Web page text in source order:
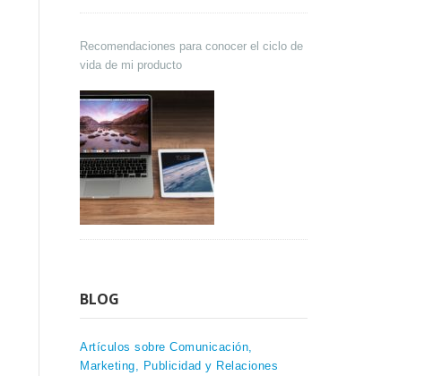
Recomendaciones para conocer el ciclo de
vida de mi producto
BLOG
Artículos sobre Comunicación,
Marketing, Publicidad y Relaciones